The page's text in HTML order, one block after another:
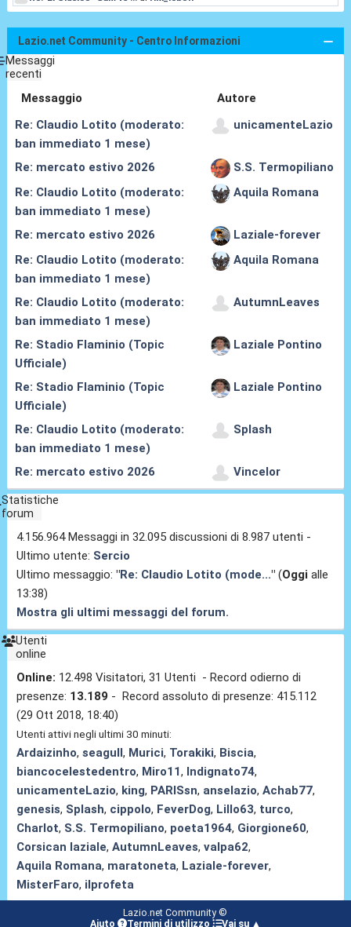
Lazio.net Community - Centro Informazioni
Messaggi
recenti
Messaggio
Autore
Re: Claudio Lotito (moderato:
ban immediato 1 mese)
unicamenteLazio
Re: mercato estivo 2026
S.S. Termopiliano
Re: Claudio Lotito (moderato:
ban immediato 1 mese)
Aquila Romana
Re: mercato estivo 2026
Laziale-forever
Re: Claudio Lotito (moderato:
ban immediato 1 mese)
Aquila Romana
Re: Claudio Lotito (moderato:
ban immediato 1 mese)
AutumnLeaves
Re: Stadio Flaminio (Topic
Ufficiale)
Laziale Pontino
Re: Stadio Flaminio (Topic
Ufficiale)
Laziale Pontino
Re: Claudio Lotito (moderato:
ban immediato 1 mese)
Splash
Re: mercato estivo 2026
Vincelor
Statistiche
forum
4.156.964 Messaggi in 32.095 discussioni di 8.987 utenti -
Ultimo utente: Sercio
Ultimo messaggio:"Re: Claudio Lotito (mode..." (Oggi alle
13:38)
Mostra gli ultimi messaggi del forum.
Utenti
online
Online: 12.498 Visitatori, 31 Utenti - Record odierno di
presenze: 13.189 - Record assoluto di presenze: 415.112
(29 Ott 2018, 18:40)
Utenti attivi negli ultimi 30 minuti:
Ardaizinho,seagull, Murici, Torakiki, Biscia,
biancocelestedentro, Miro11, Indignato74,
unicamenteLazio, king, PARISsn, anselazio,Achab77,
genesis, Splash, cippolo, FeverDog, Lillo63, turco,
Charlot, S.S. Termopiliano, poeta1964, Giorgione60,
Corsican laziale,AutumnLeaves,valpa62,
Aquila Romana, maratoneta, Laziale-forever,
MisterFaro, ilprofeta
Lazio.net Community ©
Aiuto
Termini di utilizzo Vai su ▲